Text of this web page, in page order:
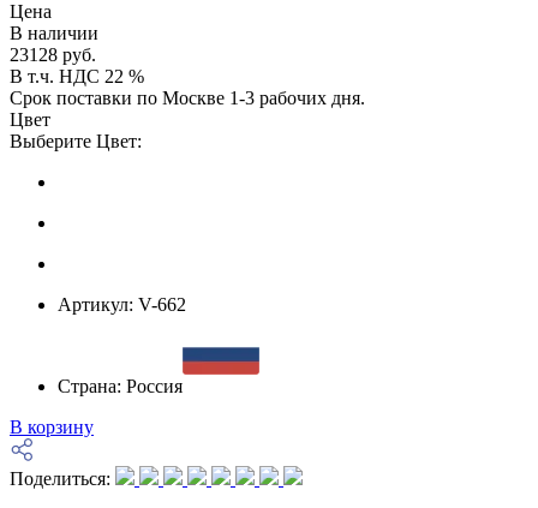
Цена
В наличии
23128 руб.
В т.ч. НДС 22 %
Срок поставки по Москве 1-3 рабочих дня.
Цвет
Выберите Цвет:
Артикул: V-662
Страна: Россия
В корзину
Поделиться: